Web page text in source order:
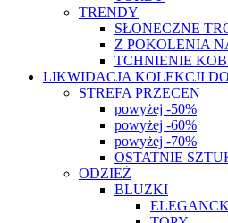
TRENDY
SŁONECZNE
Z POKOLENIA
TCHNIENIE
LIKWIDACJA KOLEKCJI
STREFA PRZECEN
powyżej -50%
powyżej -60%
powyżej -70%
OSTATNIE
ODZIEŻ
BLUZKI